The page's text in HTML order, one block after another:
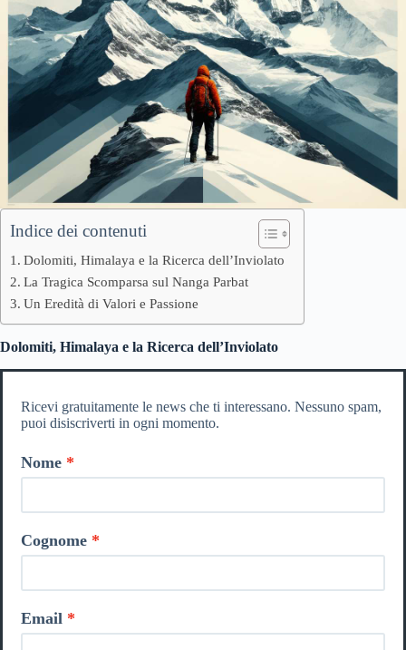
Indice dei contenuti
Dolomiti, Himalaya e la Ricerca dell’Inviolato
La Tragica Scomparsa sul Nanga Parbat
Un Eredità di Valori e Passione
Dolomiti, Himalaya e la Ricerca dell’Inviolato
Ricevi gratuitamente le news che ti interessano. Nessuno spam,
puoi disiscriverti in ogni momento.
Nome
Cognome
Email